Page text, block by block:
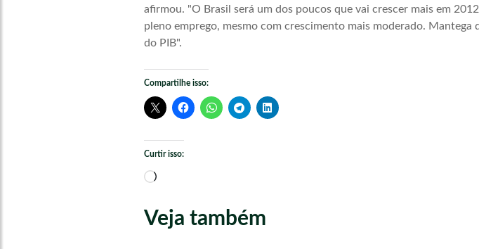
afirmou. "O Brasil será um dos poucos que vai crescer mais em
pleno emprego, mesmo com crescimento mais moderado.
do PIB".
Compartilhe isso:
Curtir isso:
Carregando...
Veja também